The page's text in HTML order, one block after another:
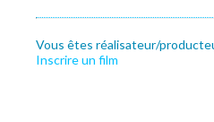
Vous êtes réalisateur/
Inscrire un film